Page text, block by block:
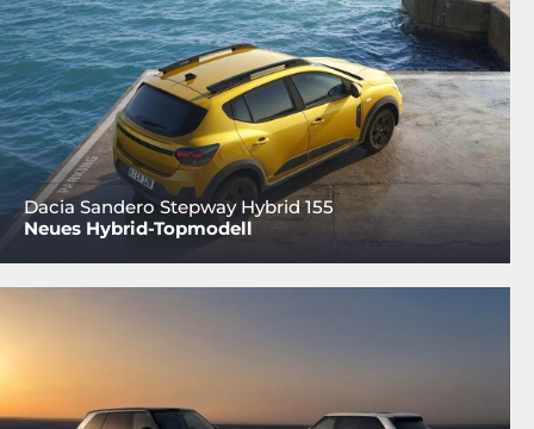
Dacia Sandero Stepway Hybrid 155
Neues Hybrid-Topmodell